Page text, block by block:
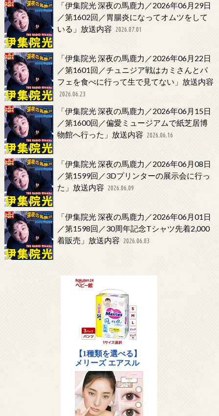
「伊集院光 深夜の馬鹿力／2026年06月29日
／第1602回／胃腸炎になってオムツをして
いる」放送内容 2026.07.01
「伊集院光 深夜の馬鹿力／2026年06月22日
／第1601回／チュニジア戦はカミさんとパ
フェを食べに行って生で見てない」放送内容
2026.06.23
「伊集院光 深夜の馬鹿力／2026年06月15日
／第1600回／偏愛ミュージアムで紙芝居博
物館へ行った」放送内容 2026.06.16
「伊集院光 深夜の馬鹿力／2026年06月08日
／第1599回／3Dプリンターの展示会に行っ
た」放送内容 2026.06.09
「伊集院光 深夜の馬鹿力／2026年06月01日
／第1598回／30周年記念Tシャツ先着2,000
着販売」放送内容 2026.06.03